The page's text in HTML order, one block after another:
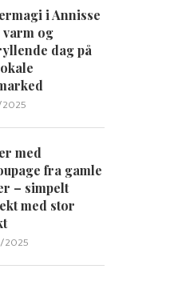
i Annisse
varm og
dag på
2025
med
fra gamle
– simpelt
med stor
2025